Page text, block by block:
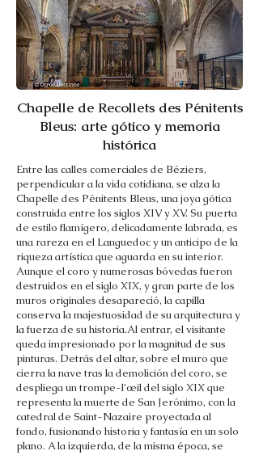
Chapelle de Recollets des Pénitents
Bleus: arte gótico y memoria
histórica
Entre las calles comerciales de Béziers,
perpendicular a la vida cotidiana, se alza la
Chapelle des Pénitents Bleus, una joya gótica
construida entre los siglos XIV y XV. Su puerta
de estilo flamígero, delicadamente labrada, es
una rareza en el Languedoc y un anticipo de la
riqueza artística que aguarda en su interior.
Aunque el coro y numerosas bóvedas fueron
destruidos en el siglo XIX, y gran parte de los
muros originales desapareció, la capilla
conserva la majestuosidad de su arquitectura y
la fuerza de su historia.Al entrar, el visitante
queda impresionado por la magnitud de sus
pinturas. Detrás del altar, sobre el muro que
cierra la nave tras la demolición del coro, se
despliega un trompe-l’œil del siglo XIX que
representa la muerte de San Jerónimo, con la
catedral de Saint-Nazaire proyectada al
fondo, fusionando historia y fantasía en un solo
plano. A la izquierda, de la misma época, se